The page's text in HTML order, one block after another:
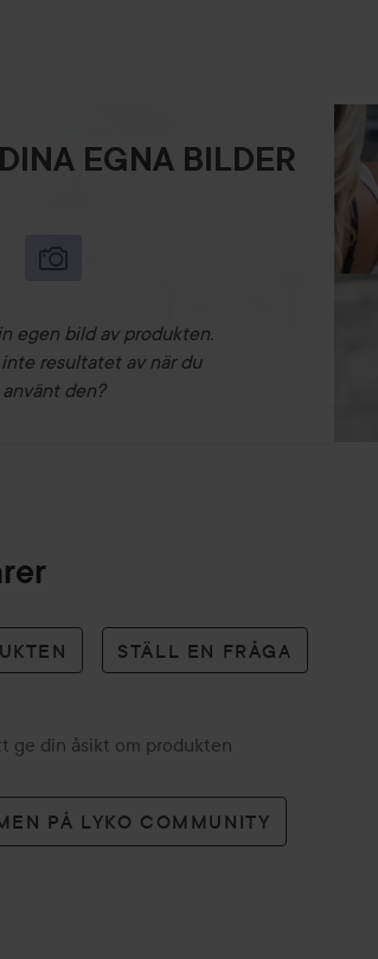
EGNA BILDER
egen bild av produkten.
resultatet av när du
använt den?
STÄLL EN FRÅGA
ge din åsikt om produkten
PÅ LYKO COMMUNITY